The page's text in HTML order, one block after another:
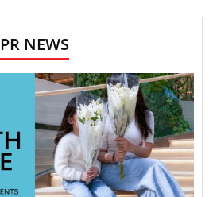
PR NEWS